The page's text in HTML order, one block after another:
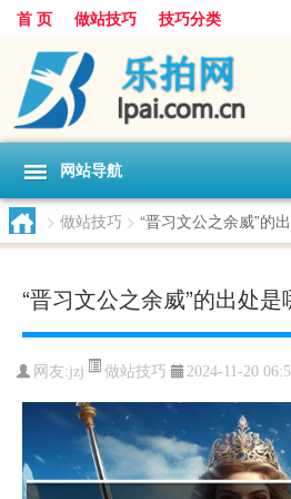
首 页 做站技巧 技巧分类
网站导航
> 做站技巧 > “晋习文公之余威”的
“晋习文公之余威”的出处是
网友:jzj 做站技巧 2024-11-20